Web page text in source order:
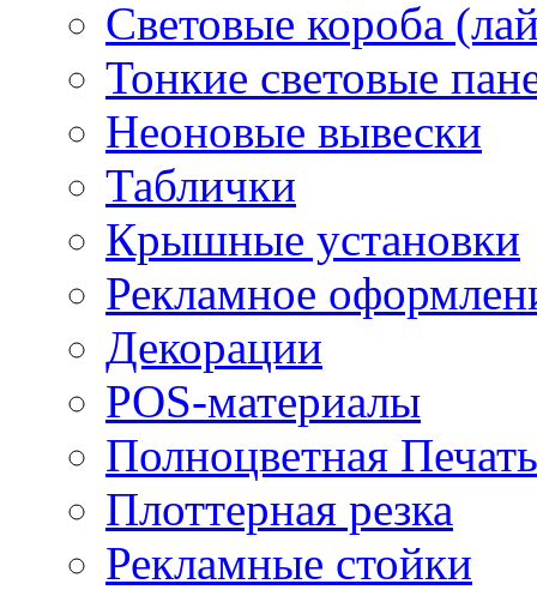
Световые короба
Тонкие световые
Неоновые вывески
Таблички
Крышные установки
Рекламное
Декорации
POS-материалы
Полноцветная Печать
Плоттерная резка
Рекламные стойки